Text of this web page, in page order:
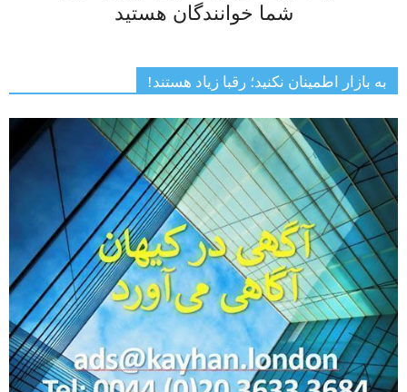
شما خوانندگان هستید
به بازار اطمینان نکنید؛ رقبا زیاد هستند!